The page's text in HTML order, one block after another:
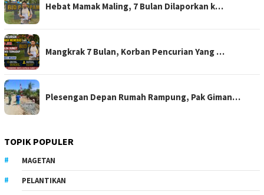
Hebat Mamak Maling, 7 Bulan Dilaporkan k…
Mangkrak 7 Bulan, Korban Pencurian Yang …
Plesengan Depan Rumah Rampung, Pak Giman…
TOPIK POPULER
MAGETAN
PELANTIKAN